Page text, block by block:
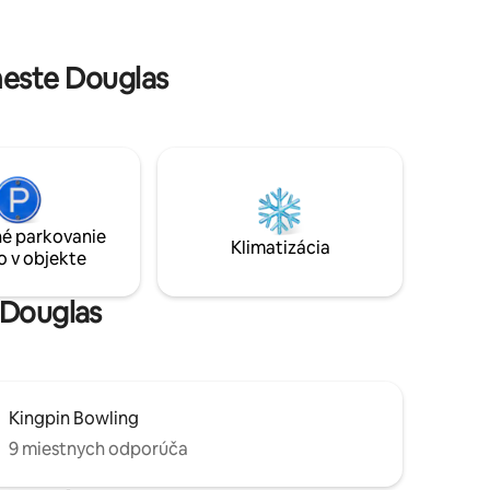
Douglas
parkovanie
v objekte
Klimatizácia
Kingpin Bowling
9 miestnych odporúča